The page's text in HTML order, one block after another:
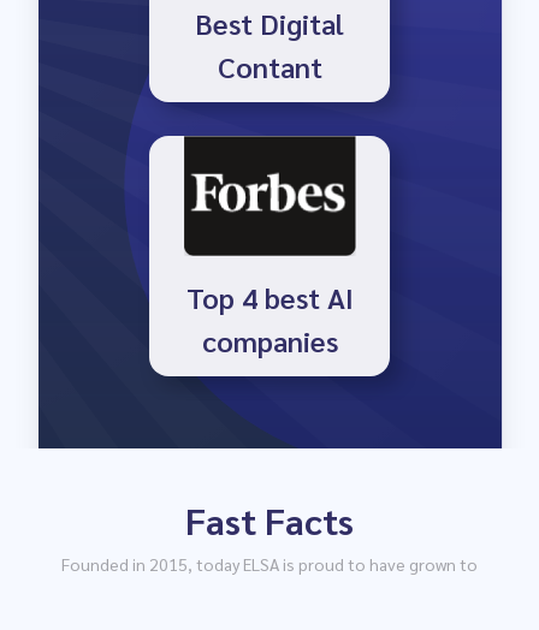
Best Digital
Contant
Top 4 best AI
companies
#1
Fast Facts
Founded in 2015, today ELSA is proud to have grown to